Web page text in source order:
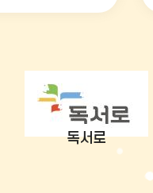
독서로